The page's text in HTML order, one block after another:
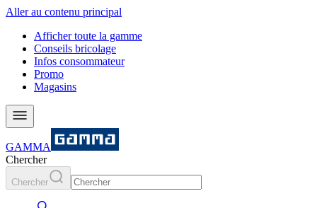
Aller au contenu principal
Afficher toute la gamme
Conseils bricolage
Infos consommateur
Promo
Magasins
GAMMA
Chercher
Chercher